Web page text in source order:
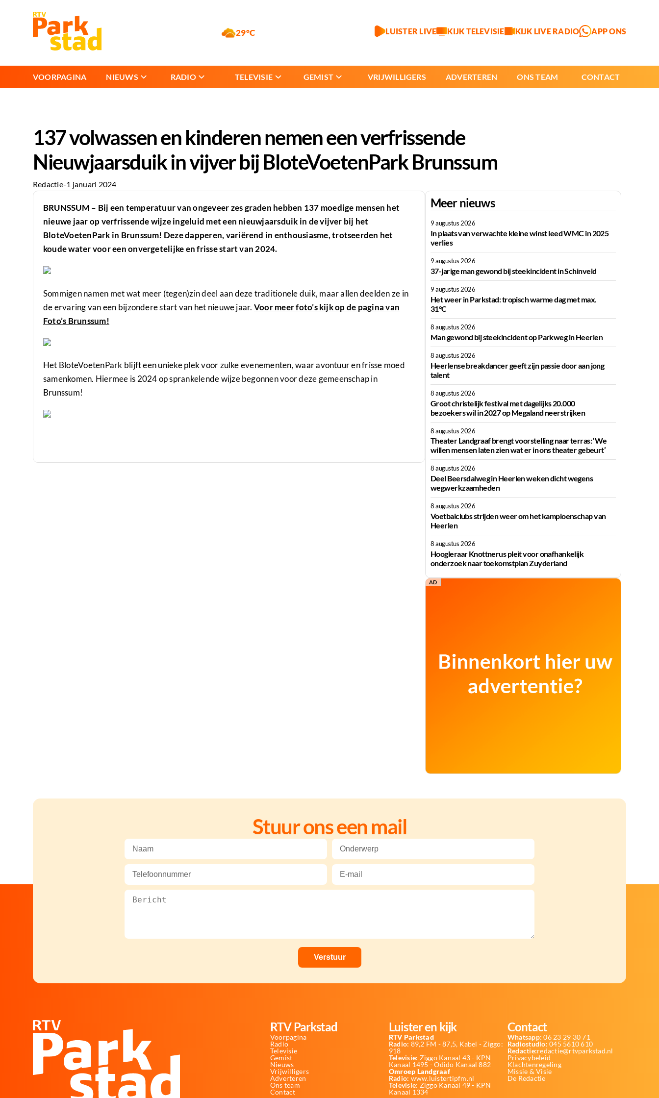
29°C LUISTER LIVE KIJK TELEVISIE KIJK LIVE RADIO APP ONS
VOORPAGINA NIEUWS RADIO TELEVISIE GEMIST VRIJWILLIGERS ADVERTEREN ONS TEAM CONTACT
137 volwassen en kinderen nemen een verfrissende
Nieuwjaarsduik in vijver bij BloteVoetenPark Brunssum
Redactie-1 januari 2024
BRUNSSUM – Bij een temperatuur van ongeveer zes graden hebben 137 moedige mensen het
nieuwe jaar op verfrissende wijze ingeluid met een nieuwjaarsduik in de vijver bij het
BloteVoetenPark in Brunssum! Deze dapperen, variërend in enthousiasme, trotseerden het
koude water voor een onvergetelijke en frisse start van 2024.
Sommigen namen met wat meer (tegen)zin deel aan deze traditionele duik, maar allen deelden ze in
de ervaring van een bijzondere start van het nieuwe jaar. Voor meer foto’s kijk op de pagina van
Foto’s Brunssum!
Het BloteVoetenPark blijft een unieke plek voor zulke evenementen, waar avontuur en frisse moed
samenkomen. Hiermee is 2024 op sprankelende wijze begonnen voor deze gemeenschap in
Brunssum!
Meer nieuws
9 augustus 2026
In plaats van verwachte kleine winst leed WMC in 2025
verlies
9 augustus 2026
37-jarige man gewond bij steekincident in Schinveld
9 augustus 2026
Het weer in Parkstad: tropisch warme dag met max.
31°C
8 augustus 2026
Man gewond bij steekincident op Parkweg in Heerlen
8 augustus 2026
Heerlense breakdancer geeft zijn passie door aan jong
talent
8 augustus 2026
Groot christelijk festival met dagelijks 20.000
bezoekers wil in 2027 op Megaland neerstrijken
8 augustus 2026
Theater Landgraaf brengt voorstelling naar terras: ‘We
willen mensen laten zien wat er in ons theater gebeurt’
8 augustus 2026
Deel Beersdalweg in Heerlen weken dicht wegens
wegwerkzaamheden
8 augustus 2026
Voetbalclubs strijden weer om het kampioenschap van
Heerlen
8 augustus 2026
Hoogleraar Knottnerus pleit voor onafhankelijk
onderzoek naar toekomstplan Zuyderland
AD
Stuur ons een mail
RTV Parkstad
Voorpagina
Radio
Televisie
Gemist
Nieuws
Vrijwilligers
Adverteren
Ons team
Contact
Luister en kijk
RTV Parkstad
Radio: 89,2 FM - 87,5, Kabel - Ziggo:
918
Televisie: Ziggo Kanaal 43 - KPN
Kanaal 1495 - Odido Kanaal 882
Omroep Landgraaf
Radio: www.luistertipfm.nl
Televisie: Ziggo Kanaal 49 - KPN
Kanaal 1334
Contact
Whatsapp: 06 23 29 30 71
Radiostudio: 045 5610 610
Redactie:redactie@rtvparkstad.nl
Privacybeleid
Klachtenregeling
Missie & Visie
De Redactie